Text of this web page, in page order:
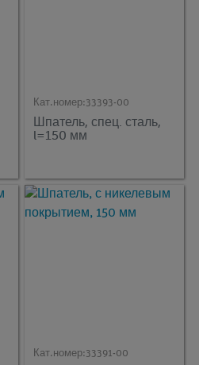
Кат.номер:33393-00
Шпатель, спец. сталь,
l=150 мм
Кат.номер:33391-00